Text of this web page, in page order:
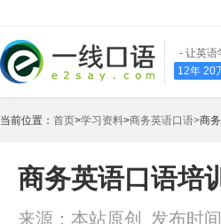
- 让英语
12年 20
当前位置： 首页>学习资料>商务英语口语>商
商务英语口语培
来源：本站原创 发布时